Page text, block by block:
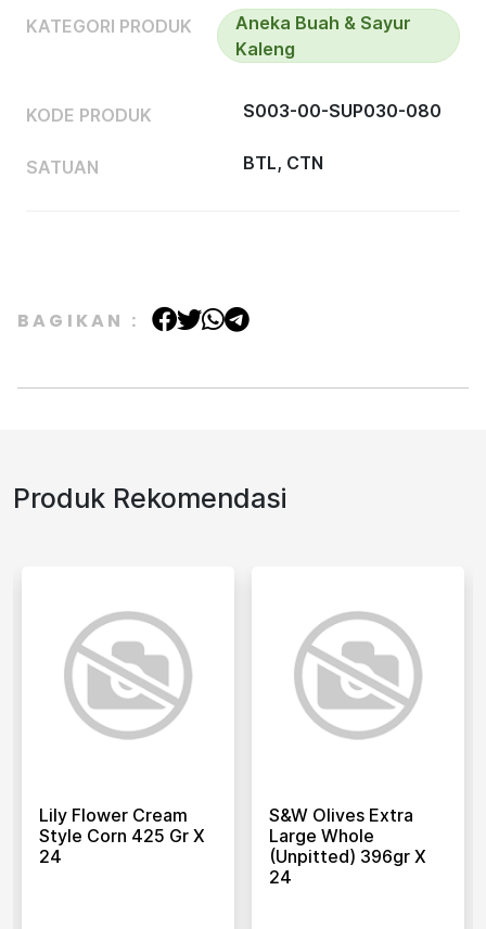
KATEGORI PRODUK
Aneka Buah & Sayur
Kaleng
KODE PRODUK S003-00-SUP030-080
SATUAN BTL, CTN
BAGIKAN :
Produk Rekomendasi
Lily Flower Cream
Style Corn 425 Gr X
24
S&w Olives Extra
Large Whole
(unpitted) 396gr X
24